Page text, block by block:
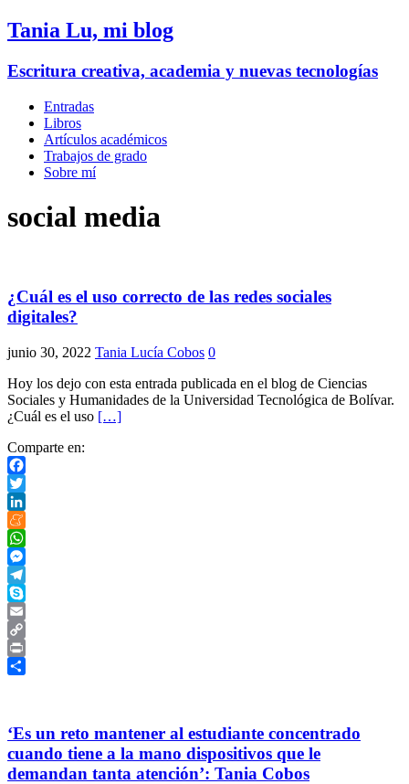
Tania Lu, mi blog
Escritura creativa, academia y nuevas tecnologías
Entradas
Libros
Artículos académicos
Trabajos de grado
Sobre mí
social media
¿Cuál es el uso correcto de las redes sociales
digitales?
junio 30, 2022 Tania Lucía Cobos 0
Hoy los dejo con esta entrada publicada en el blog de Ciencias
Sociales y Humanidades de la Universidad Tecnológica de Bolívar.
¿Cuál es el uso […]
Comparte en:
Facebook
Twitter
LinkedIn
Meneame
WhatsApp
Messenger
Telegram
Skype
Email
Copy
Link
Print
‘Es un reto mantener al estudiante concentrado
cuando tiene a la mano dispositivos que le
demandan tanta atención’: Tania Cobos